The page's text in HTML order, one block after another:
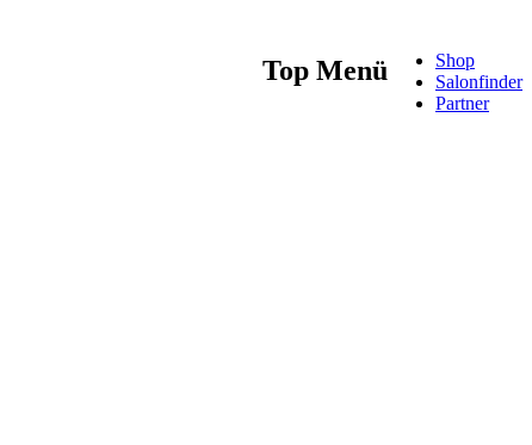
Top Menü
Shop
Salonfinder
Partner